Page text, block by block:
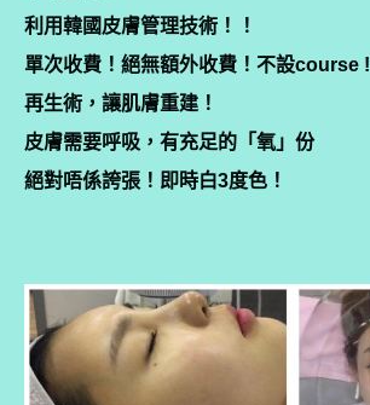
利用韓國皮膚管理技術！！
單次收費！絕無額外收費！不設course !
再生術，讓肌膚重建！
皮膚需要呼吸，有充足的「氧」份
絕對唔係誇張！即時白3度色！